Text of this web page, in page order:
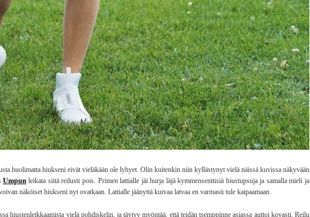
huolimatta hiukseni eivät vieläkään ole lyhyet. Olin kuitenkin niin kyllästynyt vielä näissä kuvissa näkyvään
Umpunleikata siitä reilusti pois. Primen lattialle jäi hurja läjä kymmensenttisiä hiustupsuja ja samalla mieli ja
näköiset hiukseni nyt ovatkaan. Lattialle jäänyttä kuivaa latvaa en varmasti tule kaipaamaan.
hiustenleikkaamista vielä pohdiskelin, ja täytyy myöntää, että teidän tsemppinne asiassa auttoi kovasti. Reilu